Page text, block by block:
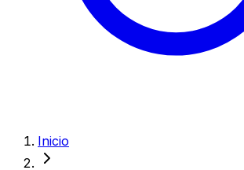
Inicio